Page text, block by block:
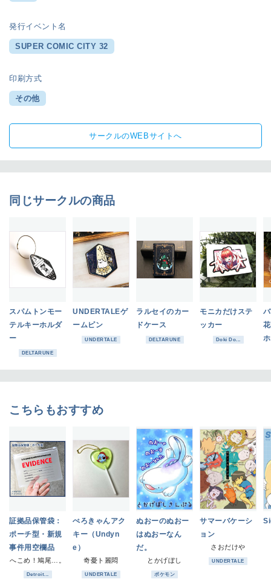
発行イベント名
SUPER COMIC CITY 32
印刷方式
その他
サークルのWEBサイトへ
同じサークルの商品
スパムトンモー
テルキーホルダ
ー
DELTARUNE
UNDERTALEゲ
ームピン
UNDERTALE
ラルセイのカー
ドケース
DELTARUNE
モニカだけステ
ッカー
Doki Do...
こちらもおすすめ
証拠品保管袋：
ポーチ型・新規
事件用空欄品
へこめ！鳩尾…。
Detroit...
ぺろきゃんアク
キー（Undyn
e）
奇憂ト麗悶
UNDERTALE
ぬおーのぬおー
はぬおーなん
だ。
とかげぼし
ポケモン
サマーバケーシ
ョン
さおだけや
UNDERTALE